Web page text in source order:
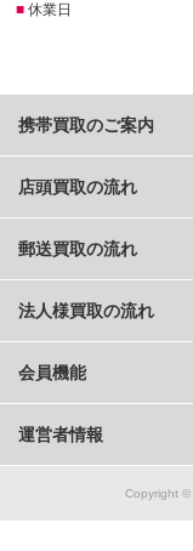
■ 休業日
携帯買取のご案内
店頭買取の流れ
郵送買取の流れ
法人様買取の流れ
会員機能
運営者情報
Copyright ©